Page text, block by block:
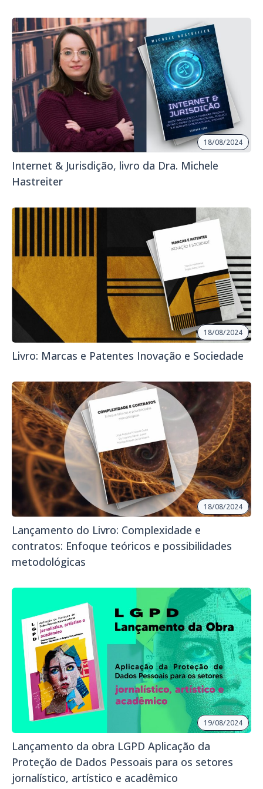
18/08/2024
Internet & Jurisdição, livro da Dra. Michele
Hastreiter
18/08/2024
Livro: Marcas e Patentes Inovação e Sociedade
18/08/2024
Lançamento do Livro: Complexidade e
contratos: Enfoque teóricos e possibilidades
metodológicas
19/08/2024
Lançamento da obra LGPD Aplicação da
Proteção de Dados Pessoais para os setores
jornalístico, artístico e acadêmico